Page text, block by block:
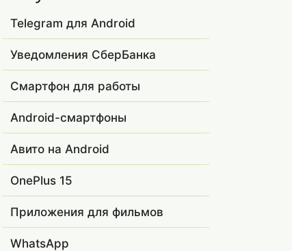
Telegram для Android
Уведомления СберБанка
Смартфон для работы
Android-смартфоны
Авито на Android
OnePlus 15
Приложения для фильмов
WhatsApp